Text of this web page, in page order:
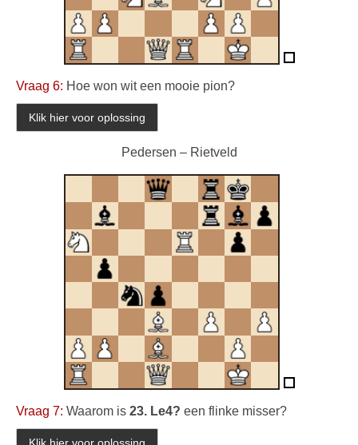
Vraag 6: Hoe won wit een mooie pion?
Pedersen – Rietveld
Vraag 7: Waarom is 23. Le4? een flinke misser?